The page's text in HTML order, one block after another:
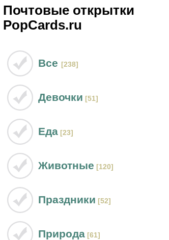
Почтовые открытки
PopCards.ru
Все [238]
Девочки [51]
Еда [23]
Животные [120]
Праздники [52]
Природа [61]